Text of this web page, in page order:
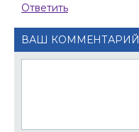
Ответить
ВАШ КОММЕНТАРИЙ